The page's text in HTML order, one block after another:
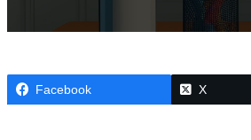
Facebook X